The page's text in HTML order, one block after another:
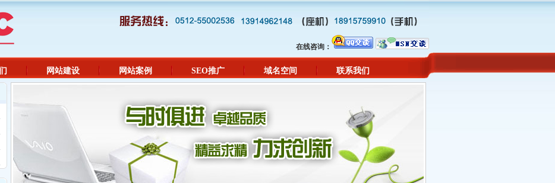
在线咨询：
网站建设 网站案例 SEO推广 域名空间 联系我们